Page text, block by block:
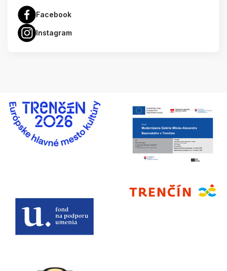
Facebook
Instagram